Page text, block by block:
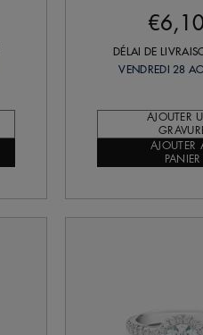
DÉLAI DE
VENDREDI 28
AJOUTER
AJOUTER
PANIER